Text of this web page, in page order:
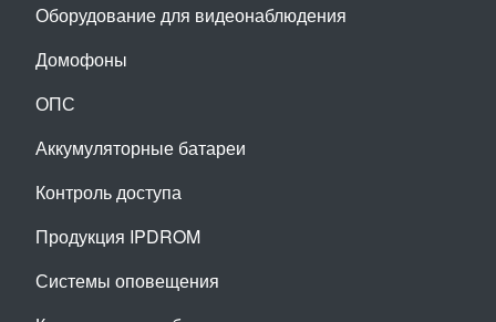
Оборудование для видеонаблюдения
Домофоны
ОПС
Аккумуляторные батареи
Контроль доступа
Продукция IPDROM
Системы оповещения